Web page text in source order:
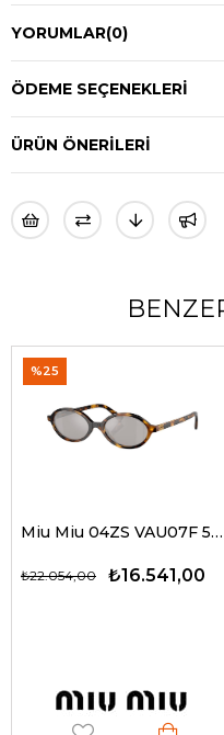
YORUMLAR(0)
ÖDEME SEÇENEKLERI
ÜRÜN ÖNERILERI
Miu Miu 04ZS VAU07F 50 Kadın Güneş Gözlükleri
₺16.541,00
₺22.054,00
%25